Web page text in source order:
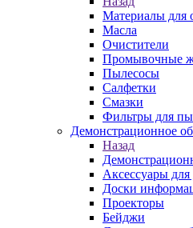
Материалы для
Масла
Очистители
Промывочные
Пылесосы
Салфетки
Смазки
Фильтры для
Демонстрационное
Назад
Аксессуары
Доски
Проекторы
Бейджи